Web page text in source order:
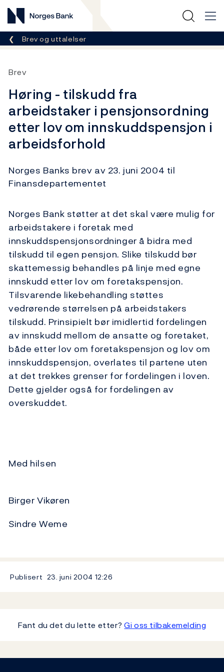
Norges Bank
Her er du nå:
Brev og uttalelser
Brev
Høring - tilskudd fra
arbeidstaker i pensjonsordning
etter lov om innskuddspensjon i
arbeidsforhold
Norges Banks brev av 23. juni 2004 til
Finansdepartementet
Norges Bank støtter at det skal være mulig for
arbeidstakere i foretak med
innskuddspensjonsordninger å bidra med
tilskudd til egen pensjon. Slike tilskudd bør
skattemessig behandles på linje med egne
innskudd etter lov om foretakspensjon.
Tilsvarende likebehandling støttes
vedrørende størrelsen på arbeidstakers
tilskudd. Prinsipielt bør imidlertid fordelingen
av innskudd mellom de ansatte og foretaket,
både etter lov om foretakspensjon og lov om
innskuddspensjon, overlates til partene uten
at det trekkes grenser for fordelingen i loven.
Dette gjelder også for fordelingen av
overskuddet.
Med hilsen
Birger Vikøren
Sindre Weme
Publisert 23. juni 2004 12:26
Fant du det du lette etter?Gi oss tilbakemelding